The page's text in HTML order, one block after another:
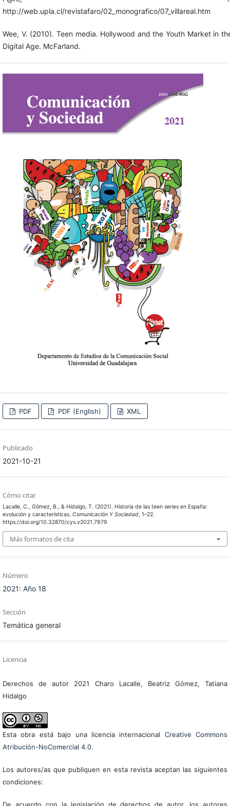
http://web.upla.cl/revistafaro/02_monografico/07_villareal.htm
Wee, V. (2010). Teen media. Hollywood and the Youth Market in
Digital Age. McFarland.
PDF PDF (English) XML
Publicado
2021-10-21
Cómo citar
Lacalle, C., Gómez, B., & Hidalgo, T. (2021). Historia de las teen series en España:
evolución y características. Comunicación Y Sociedad, 1–22.
https://doi.org/10.32870/cys.v2021.7979
Más formatos de cita
Número
2021: Año 18
Sección
Temática general
Licencia
Derechos de autor 2021 Charo Lacalle, Beatriz Gómez, Tatiana
Hidalgo
Esta obra está bajo una licencia internacional Creative Commons
Atribución-NoComercial 4.0.
Los autores/as que publiquen en esta revista aceptan las siguientes
condiciones: